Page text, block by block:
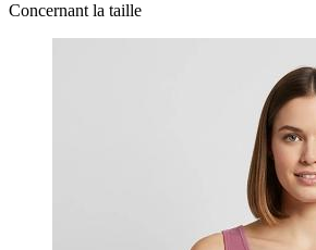
Concernant la taille